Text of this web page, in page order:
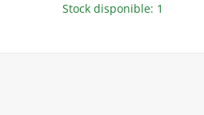
Stock disponible: 1